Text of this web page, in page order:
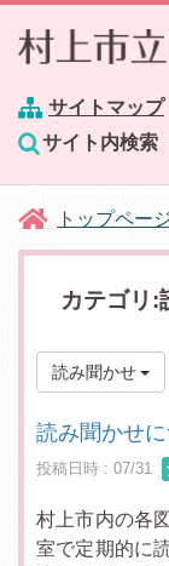
サイトマップ
サイト内検索
トップペー
カテゴリ:
読み聞かせ
読み聞かせ
投稿日時 : 07/31
村上市内の各
室で定期的に